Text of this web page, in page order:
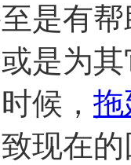
是有
是为
候， 拖
现在